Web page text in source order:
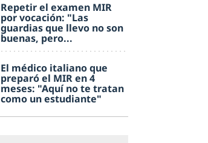
Repetir el examen MIR
por vocación: "Las
guardias que llevo no son
buenas, pero...
El médico italiano que
preparó el MIR en 4
meses: "Aquí no te tratan
como un estudiante"